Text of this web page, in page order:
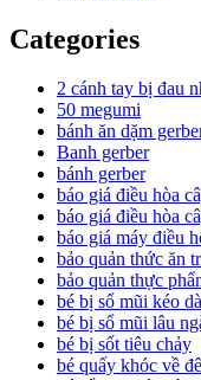
Categories
2 cánh tay bị đau
50 megumi
bánh ăn dặm
Banh gerber
bánh gerber
báo giá điều hòa
báo giá điều hòa
báo giá máy điều
bảo quản thức ăn
bảo quản thực
bé bị sổ mũi kéo
bé bị sổ mũi lâu
bé bị sốt tiêu chảy
bé quấy khóc về